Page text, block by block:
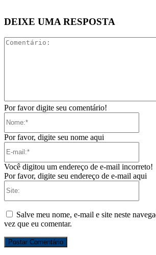
DEIXE UMA RESPOSTA
Por favor digite seu comentário!
Por favor, digite seu nome aqui
Você digitou um endereço de e-mail incorreto!
Por favor, digite seu endereço de e-mail aqui
Salve meu nome, e-mail e site neste
vez que eu comentar.